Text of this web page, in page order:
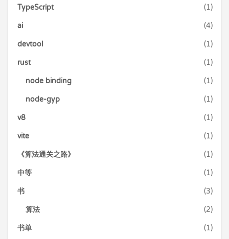
TypeScript (1)
ai (4)
devtool (1)
rust (1)
node binding (1)
node-gyp (1)
v8 (1)
vite (1)
《算法通关之路》 (1)
中等 (1)
书 (3)
算法 (2)
书单 (1)